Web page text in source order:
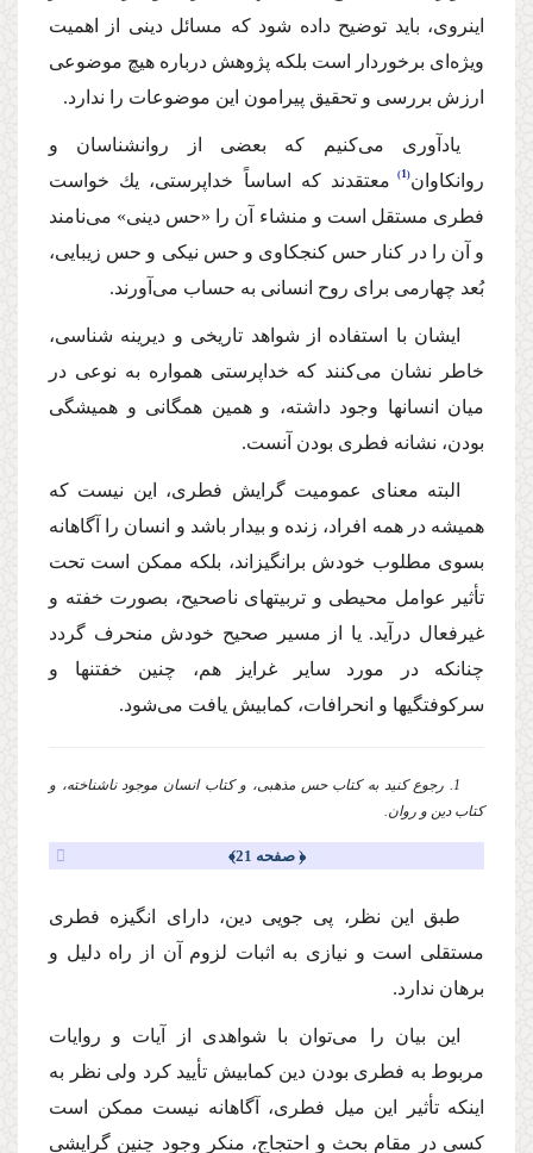
اینروى، باید توضیح داده شود كه مسائل دینى از اهمیت
ویژه‌اى برخوردار است بلكه پژوهش درباره هیچ موضوعى
ارزش بررسى و تحقیق پیرامون این موضوعات را ندارد.
یادآورى مى‌كنیم كه بعضى از روانشناسان و
روانكاوان 1
معتقدند كه اساساً خداپرستى، یك خواست
فطرى مستقل است و منشاء آن را «حس دینى» مى‌نامند
و آن را در كنار حس كنجكاوى و حس نیكى و حس زیبایى،
بُعد چهارمى براى روح انسانى به حساب مى‌آورند.
ایشان با استفاده از شواهد تاریخى و دیرینه شناسى،
خاطر نشان مى‌كنند كه خداپرستى همواره به نوعى در
میان انسانها وجود داشته، و همین همگانى و همیشگى
بودن، نشانه فطرى بودن آنست.
البته معناى عمومیت گرایش فطرى، این نیست كه
همیشه در همه افراد، زنده و بیدار باشد و انسان را آگاهانه
بسوى مطلوب خودش برانگیزاند، بلكه ممكن است تحت
تأثیر عوامل محیطى و تربیتهاى ناصحیح، بصورت خفته و
غیرفعال درآید. یا از مسیر صحیح خودش منحرف گردد
چنانكه در مورد سایر غرایز هم، چنین خفتنها و
سركوفتگیها و انحرافات، كمابیش یافت مى‌شود.
1. رجوع كنید به كتاب حس مذهبى، و كتاب انسان موجود ناشناخته، و
كتاب دین و روان.
﴿ صفحه 21﴾
طبق این نظر، پى جویى دین، داراى انگیزه فطرى
مستقلى است و نیازى به اثبات لزوم آن از راه دلیل و
برهان ندارد.
این بیان را مى‌توان با شواهدى از آیات و روایات
مربوط به فطرى بودن دین كمابیش تأیید كرد ولى نظر به
اینكه تأثیر این میل فطرى، آگاهانه نیست ممكن است
كسى در مقام بحث و احتجاج، منكر وجود چنین گرایشى